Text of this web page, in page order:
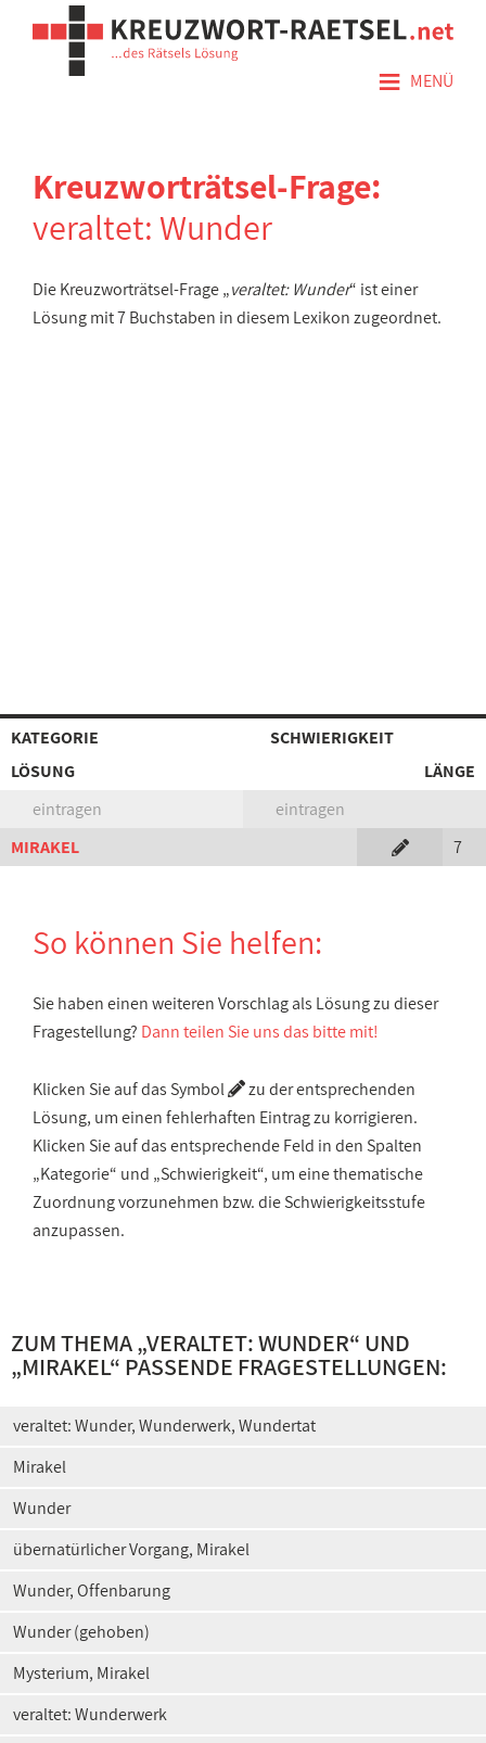
≡ MENÜ
Kreuzworträtsel-Frage:
veraltet: Wunder
Die Kreuzworträtsel-Frage „veraltet: Wunder“ ist einer
Lösung mit 7 Buchstaben in diesem Lexikon zugeordnet.
KATEGORIE
SCHWIERIGKEIT
LÖSUNG
LÄNGE
eintragen
eintragen
MIRAKEL
7
So können Sie helfen:
Sie haben einen weiteren Vorschlag als Lösung zu dieser
Fragestellung? Dann teilen Sie uns das bitte mit!
Klicken Sie auf das Symbol
zu der entsprechenden
Lösung, um einen fehlerhaften Eintrag zu korrigieren.
Klicken Sie auf das entsprechende Feld in den Spalten
„Kategorie“ und „Schwierigkeit“, um eine thematische
Zuordnung vorzunehmen bzw. die Schwierigkeitsstufe
anzupassen.
ZUM THEMA „VERALTET: WUNDER“ UND
„MIRAKEL“ PASSENDE FRAGESTELLUNGEN:
veraltet: Wunder, Wunderwerk, Wundertat
Mirakel
Wunder
übernatürlicher Vorgang, Mirakel
Wunder, Offenbarung
Wunder (gehoben)
Mysterium, Mirakel
veraltet: Wunderwerk